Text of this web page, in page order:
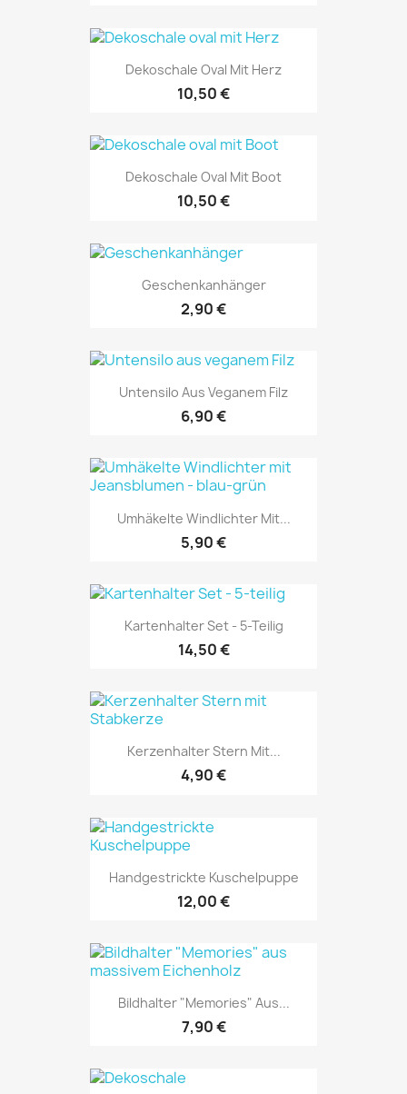
Dekoschale Oval Mit Herz
10,50 €
Dekoschale Oval Mit Boot
10,50 €
Geschenkanhänger
2,90 €
Untensilo Aus Veganem Filz
6,90 €
Umhäkelte Windlichter Mit...
5,90 €
Kartenhalter Set - 5-Teilig
14,50 €
Kerzenhalter Stern Mit...
4,90 €
Handgestrickte Kuschelpuppe
12,00 €
Bildhalter "Memories" Aus...
7,90 €